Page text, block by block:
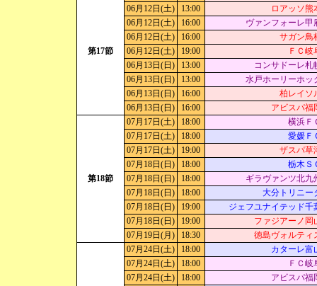
第17節
06月12日(土)
13:00
ロアッソ熊
06月12日(土)
16:00
ヴァンフォーレ甲
06月12日(土)
16:00
サガン鳥
06月12日(土)
19:00
ＦＣ岐
06月13日(日)
13:00
コンサドーレ札
06月13日(日)
13:00
水戸ホーリーホッ
06月13日(日)
16:00
柏レイソ
06月13日(日)
16:00 アビスパ福
第18節
07月17日(土) 18:00
横浜Ｆ
07月17日(土)
18:00
愛媛Ｆ
07月17日(土)
19:00
ザスパ草
07月18日(日)
18:00
栃木Ｓ
07月18日(日)
18:00
ギラヴァンツ北九
07月18日(日)
18:00
大分トリニー
07月18日(日)
19:00
ジェフユナイテッド千
07月18日(日)
19:00
ファジアーノ岡
07月19日(月)
18:30 徳島ヴォルティ
07月24日(土) 18:00
カターレ富
07月24日(土)
18:00
ＦＣ岐
07月24日(土)
18:00
アビスパ福